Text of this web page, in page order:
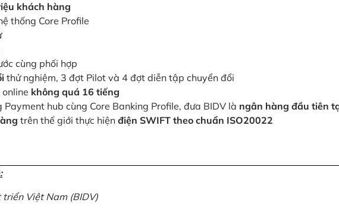
khách hàng
thống Core Profile
cùng phối hợp
thử nghiệm, 3 đợt Pilot và 4 đợt diễn tập chuyển đổi
không quá 16 tiếng
hub cùng Core Banking Profile, đưa BIDV là ngân hàng đầu tiên
trên thế giới thực hiện điện SWIFT theo chuẩn ISO20022
Việt Nam (BIDV)